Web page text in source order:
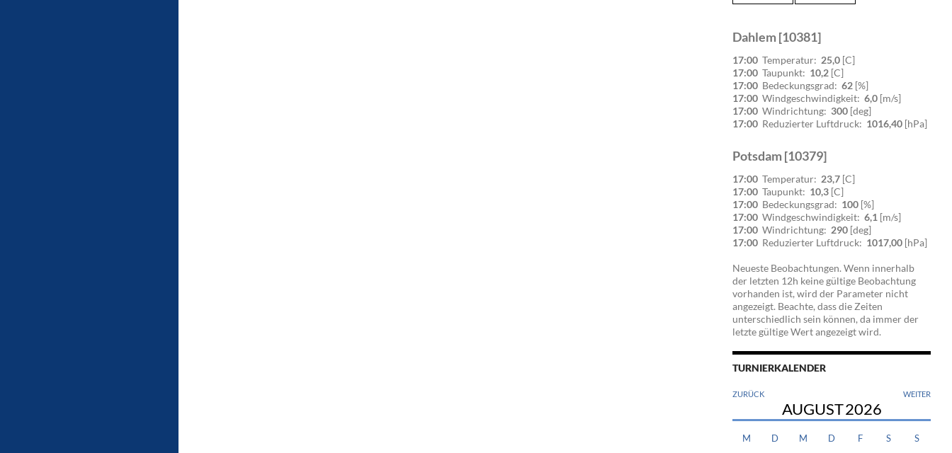
Dahlem [10381]
17:00 Temperatur: 25,0 [C]
17:00 Taupunkt: 10,2 [C]
17:00 Bedeckungsgrad: 62 [%]
17:00 Windgeschwindigkeit: 6,0 [m/s]
17:00 Windrichtung: 300 [deg]
17:00 Reduzierter Luftdruck: 1016,40 [hPa]
Potsdam [10379]
17:00 Temperatur: 23,7 [C]
17:00 Taupunkt: 10,3 [C]
17:00 Bedeckungsgrad: 100 [%]
17:00 Windgeschwindigkeit: 6,1 [m/s]
17:00 Windrichtung: 290 [deg]
17:00 Reduzierter Luftdruck: 1017,00 [hPa]
Neueste Beobachtungen. Wenn innerhalb
der letzten 12h keine gültige Beobachtung
vorhanden ist, wird der Parameter nicht
angezeigt. Beachte, dass die Zeiten
unterschiedlich sein können, da immer der
letzte gültige Wert angezeigt wird.
TURNIERKALENDER
ZURÜCK WEITER
AUGUST2026
M D M D F S S